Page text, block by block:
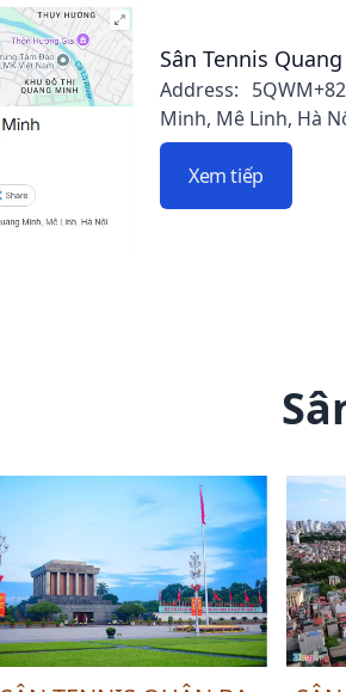
Sân Tennis
Address:
Minh, Mê Linh, Hà
Xem tiếp